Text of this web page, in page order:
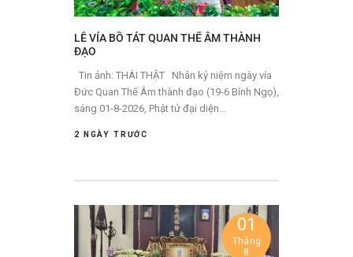
LỄ VÍA BỒ TÁT QUAN THẾ ÂM THÀNH
ĐẠO
Tin ảnh: THÁI THẬT Nhân kỷ niệm ngày vía
Đức Quan Thế Âm thành đạo (19-6 Bính Ngọ),
sáng 01-8-2026, Phật tử đại diện…
2 NGÀY TRƯỚC
01
Tháng
8